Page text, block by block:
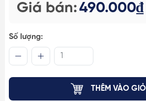
Giá bán:490.000₫
Số lượng:
THÊM VÀO GIỎ